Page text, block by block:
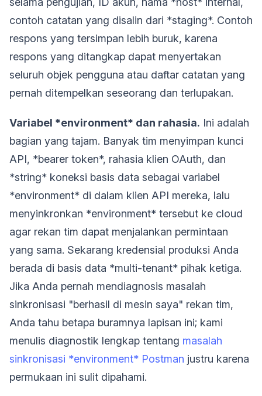
contoh catatan yang disalin dari *staging*. Contoh
respons yang tersimpan lebih buruk, karena
respons yang ditangkap dapat menyertakan
seluruh objek pengguna atau daftar catatan yang
pernah ditempelkan seseorang dan terlupakan.
Variabel *environment* dan rahasia. Ini adalah
bagian yang tajam. Banyak tim menyimpan kunci
API, *bearer token*, rahasia klien OAuth, dan
*string* koneksi basis data sebagai variabel
*environment* di dalam klien API mereka, lalu
menyinkronkan *environment* tersebut ke cloud
agar rekan tim dapat menjalankan permintaan
yang sama. Sekarang kredensial produksi Anda
berada di basis data *multi-tenant* pihak ketiga.
Jika Anda pernah mendiagnosis masalah
sinkronisasi "berhasil di mesin saya" rekan tim,
Anda tahu betapa buramnya lapisan ini; kami
menulis diagnostik lengkap tentang masalah
sinkronisasi *environment* Postman justru karena
permukaan ini sulit dipahami.